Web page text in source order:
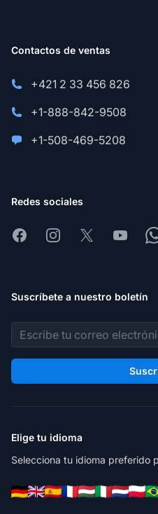
Contactos de ventas
+421 2 33 456 826
+1-888-842-9508
+1-508-469-5208
Redes sociales
FacebookInstagram
X Youtube
Suscríbete a nuestro boletín
Dirección de correo
Elige tu idioma
Selecciona tu idioma preferido